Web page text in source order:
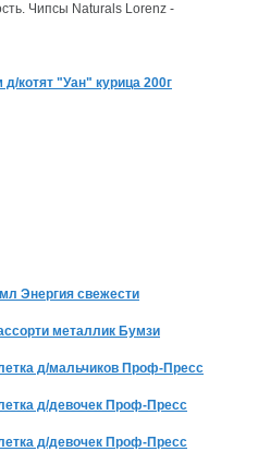
Чипсы Naturals Lorenz -
д/котят "Уан" курица 200г
Энергия свежести
металлик Бумзи
д/мальчиков Проф-Пресс
д/девочек Проф-Пресс
д/девочек Проф-Пресс